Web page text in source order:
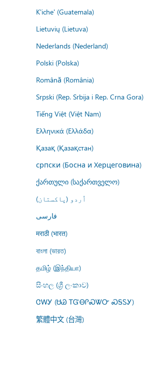
K'iche' (Guatemala)
Lietuvių (Lietuva)
Nederlands (Nederland)
Polski (Polska)
Română (România)
Srpski (Rep. Srbija i Rep. Crna Gora)
Tiếng Việt (Việt Nam)
Ελληνικά (Ελλάδα)
Қазақ (Қазақстан)
српски (Босна и Херцеговина)
ქართული (საქართველო)
اُردو (پاکستان)
فارسى
मराठी (भारत)
বাংলা (ভারত)
தமிழ் (இந்தியா)
සිංහල (ශ්‍රී ලංකාව)
ᏣᎳᎩ (ᏌᏊ ᎢᏳᎾᎵᏍᏔᏅ ᏍᎦᏚᎩ)
繁體中文 (台灣)